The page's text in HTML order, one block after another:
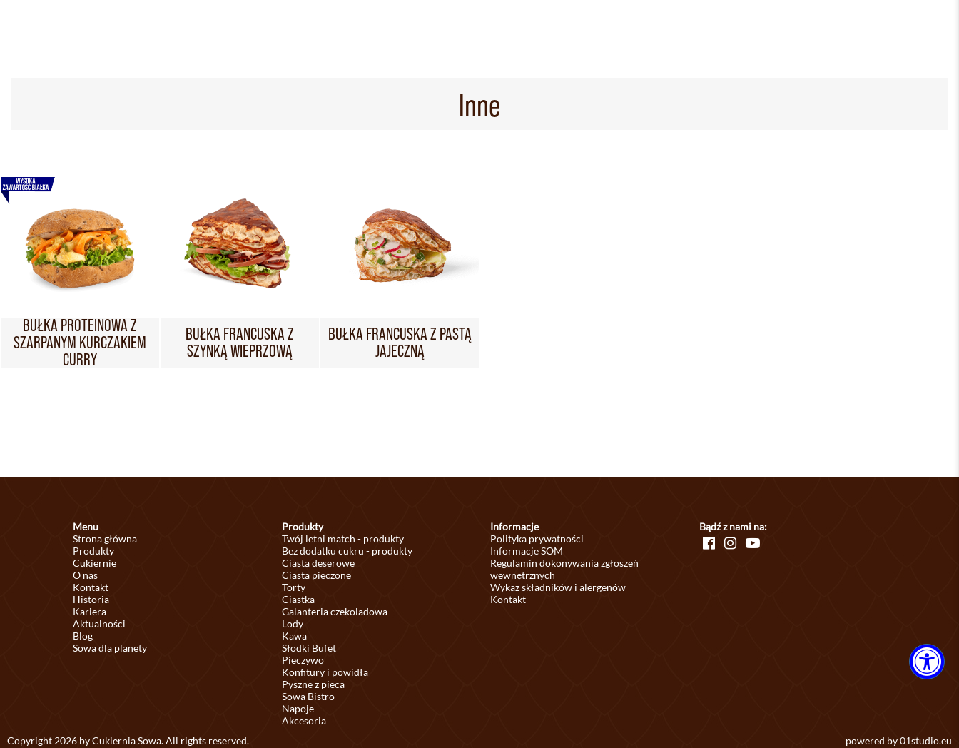
Inne
BUŁKA PROTEINOWA Z
SZARPANYM KURCZAKIEM
CURRY
BUŁKA FRANCUSKA Z
SZYNKĄ WIEPRZOWĄ
BUŁKA FRANCUSKA Z PASTĄ
JAJECZNĄ
Menu
Strona główna
Produkty
Cukiernie
O nas
Kontakt
Historia
Kariera
Aktualności
Blog
Sowa dla planety
Produkty
Twój letni match - produkty
Bez dodatku cukru - produkty
Ciasta deserowe
Ciasta pieczone
Torty
Ciastka
Galanteria czekoladowa
Lody
Kawa
Słodki Bufet
Pieczywo
Konfitury i powidła
Pyszne z pieca
Sowa Bistro
Napoje
Akcesoria
Informacje
Polityka prywatności
Informacje SOM
Regulamin dokonywania zgłoszeń
wewnętrznych
Wykaz składników i alergenów
Kontakt
Bądź z nami na:
Copyright 2026 by Cukiernia Sowa. All rights reserved. powered by01studio.eu